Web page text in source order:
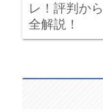
レ！評判か
全解説！